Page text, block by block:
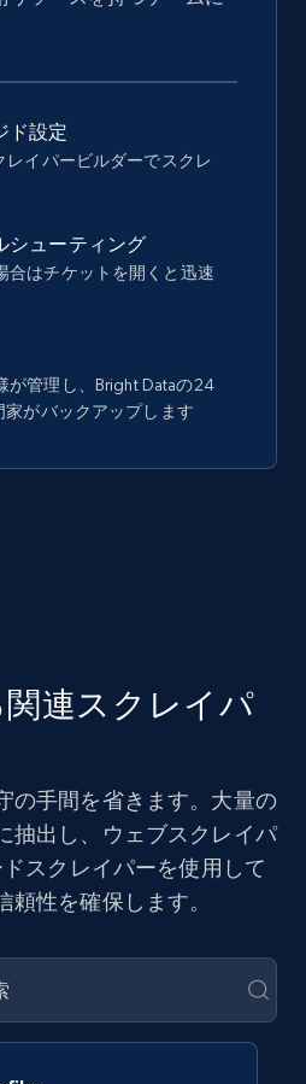
ド設定
レイパービルダーでスクレ
シューティング
合はチケットを開くと迅速
が管理し、Bright Dataの24
がバックアップします
連スクレイパ
の手間を省きます。大量の
抽出し、ウェブスクレイパ
スクレイパーを使用して
性を確保します。